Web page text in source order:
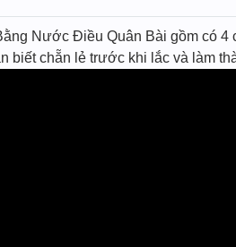
Nước Điều Quân Bài gồm có 4
biết chẵn lẻ trước khi lắc và làm